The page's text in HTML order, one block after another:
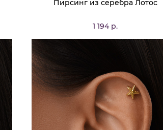
Пирсинг из серебра Лотос
1 194 р.